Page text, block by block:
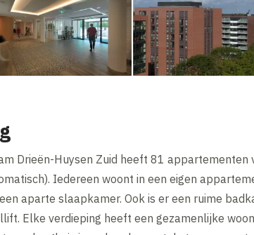
Drieën-Huysen Zuid heeft 81 appartementen
Iedereen woont in een eigen
aparte slaapkamer. Ook is er een ruime
Elke verdieping heeft een gezamenlijke